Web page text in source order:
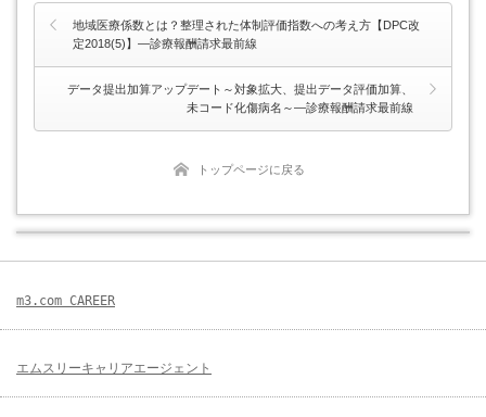
地域医療係数とは？整理された体制評価指数への考え方【DPC改
定2018(5)】―診療報酬請求最前線
データ提出加算アップデート～対象拡大、提出データ評価加算、
未コード化傷病名～―診療報酬請求最前線
トップページに戻る
m3.com CAREER
エムスリーキャリアエージェント